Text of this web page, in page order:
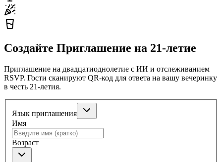
Создайте Приглашение на 21-летие
Приглашение на двадцатиоднолетие с ИИ и отслеживанием
RSVP. Гости сканируют QR-код для ответа на вашу вечеринку
в честь 21-летия.
Язык приглашения
Имя
Возраст